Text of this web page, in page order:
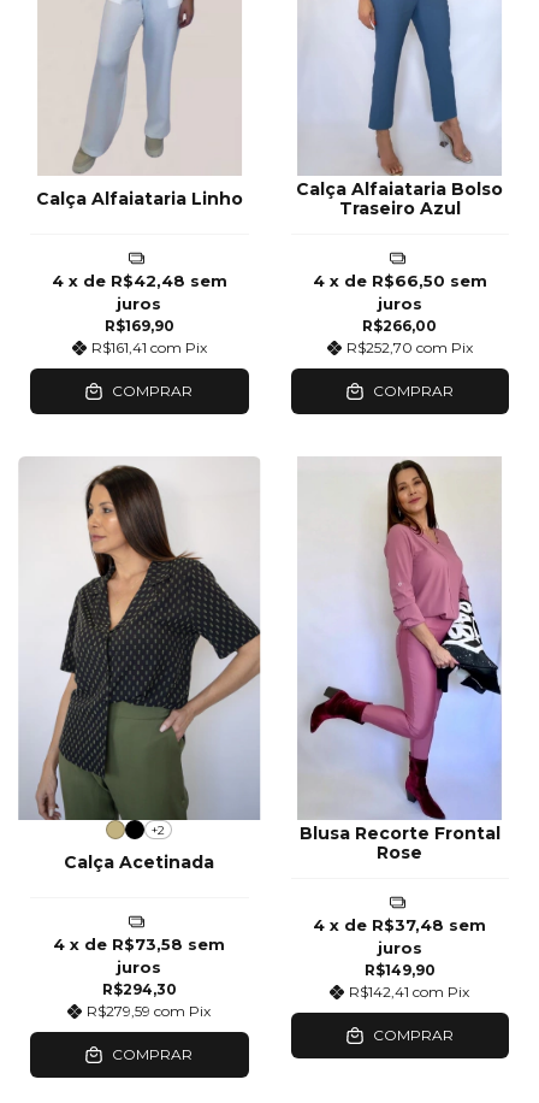
Calça Alfaiataria Linho
R$169,90
R$161,41 com Pix
4 x de R$42,48 sem
juros
COMPRAR
Calça Alfaiataria Bolso
Traseiro Azul
R$266,00
R$252,70 com Pix
4 x de R$66,50 sem
juros
COMPRAR
+2
Calça Acetinada
R$294,30
R$279,59com Pix
4 x de R$73,58 sem
juros
COMPRAR
Blusa Recorte Frontal
Rose
R$149,90
R$142,41com Pix
4 x de R$37,48 sem
juros
COMPRAR